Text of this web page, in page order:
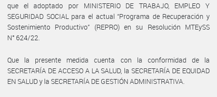
que el adoptado por MINISTERIO DE TRABAJO, EMPLEO Y
SEGURIDAD SOCIAL para el actual “Programa de Recuperación y
Sostenimiento Productivo” (REPRO) en su Resolución MTEySS
N° 624/22.
Que la presente medida cuenta con la conformidad de la
SECRETARÍA DE ACCESO A LA SALUD, la SECRETARÍA DE EQUIDAD
EN SALUD y la SECRETARÍA DE GESTIÓN ADMINISTRATIVA.